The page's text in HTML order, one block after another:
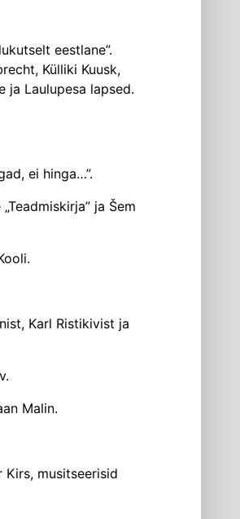
eestlane”.
Külliki Kuusk,
ja Laulupesa lapsed.
ei hinga…”.
ja Šem
Karl Ristikivist ja
Malin.
Kirs, musitseerisid